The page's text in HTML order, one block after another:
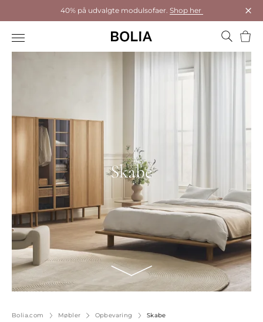
40% på udvalgte modulsofaer. Shop her
Kurv
Skabe
Bolia.com Møbler Opbevaring Skabe